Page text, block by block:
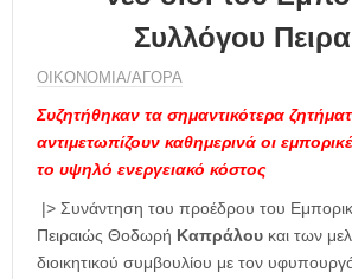
Συλλόγου
ΟΙΚΟΝΟΜΙΑ/ΑΓΟΡΑ
Συζητήθηκαν τα σημαντικότερα
αντιμετωπίζουν καθημερινά οι
το υψηλό ενεργειακό κόστος
|> Συνάντηση του προέδρου του
Πειραιώς Θοδωρή Καπράλου και των
διοικητικού συμβουλίου με τον